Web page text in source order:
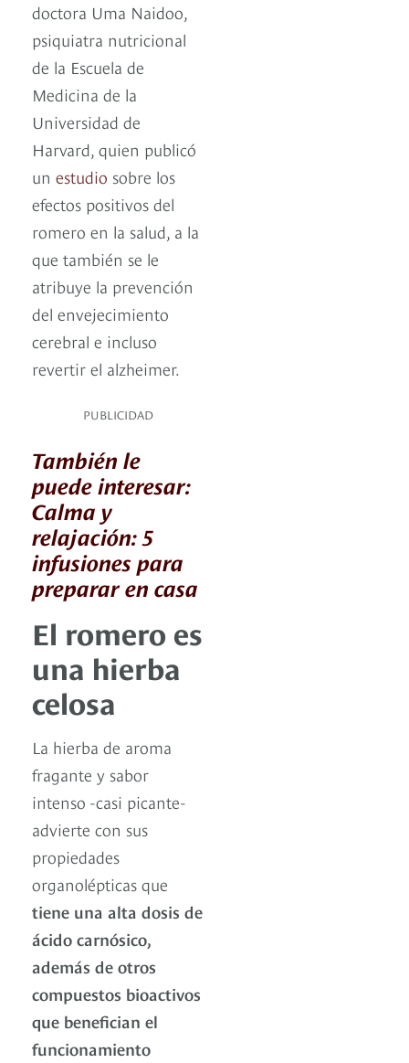
doctora Uma Naidoo,
psiquiatra nutricional
de la Escuela de
Medicina de la
Universidad de
Harvard, quien publicó
un estudio sobre los
efectos positivos del
romero en la salud, a la
que también se le
atribuye la prevención
del envejecimiento
cerebral e incluso
revertir el alzheimer.
PUBLICIDAD
También le
puede interesar:
Calma y
relajación: 5
infusiones para
preparar en casa
El romero es
una hierba
celosa
La hierba de aroma
fragante y sabor
intenso -casi picante-
advierte con sus
propiedades
organolépticas que
tiene una alta dosis de
ácido carnósico,
además de otros
compuestos bioactivos
que benefician el
funcionamiento